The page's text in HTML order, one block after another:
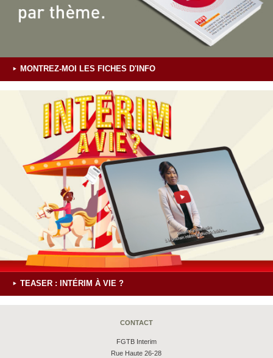
MONTREZ-MOI LES FICHES D'INFO
TEASER : INTÉRIM À VIE ?
CONTACT
FGTB Interim
Rue Haute 26-28